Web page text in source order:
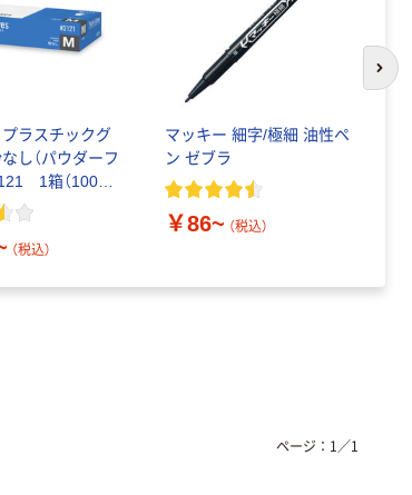
ラスチックグ
し（パウダーフ
1箱（100枚
てグローブ）
（税込）
マッキー 細字/極細 油性ペ
ン ゼブラ
￥86~ （税込）
次
ページ： 1 ／1